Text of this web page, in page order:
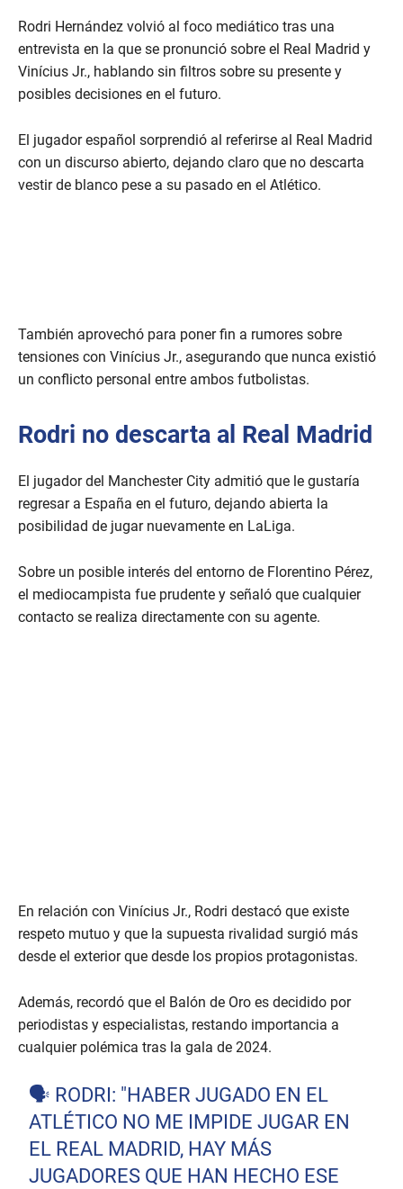
Rodri Hernández volvió al foco mediático tras una
entrevista en la que se pronunció sobre el Real Madrid y
Vinícius Jr., hablando sin filtros sobre su presente y
posibles decisiones en el futuro.
El jugador español sorprendió al referirse al Real Madrid
con un discurso abierto, dejando claro que no descarta
vestir de blanco pese a su pasado en el Atlético.
También aprovechó para poner fin a rumores sobre
tensiones con Vinícius Jr., asegurando que nunca existió
un conflicto personal entre ambos futbolistas.
Rodri no descarta al Real Madrid
El jugador del Manchester City admitió que le gustaría
regresar a España en el futuro, dejando abierta la
posibilidad de jugar nuevamente en LaLiga.
Sobre un posible interés del entorno de Florentino Pérez,
el mediocampista fue prudente y señaló que cualquier
contacto se realiza directamente con su agente.
En relación con Vinícius Jr., Rodri destacó que existe
respeto mutuo y que la supuesta rivalidad surgió más
desde el exterior que desde los propios protagonistas.
Además, recordó que el Balón de Oro es decidido por
periodistas y especialistas, restando importancia a
cualquier polémica tras la gala de 2024.
🗣️ RODRI: "HABER JUGADO EN EL
ATLÉTICO NO ME IMPIDE JUGAR EN
EL REAL MADRID, HAY MÁS
JUGADORES QUE HAN HECHO ESE